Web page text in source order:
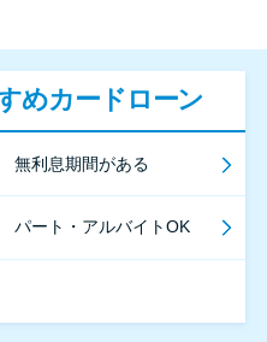
めカードローン
無利息期間がある
パート・アルバイトOK